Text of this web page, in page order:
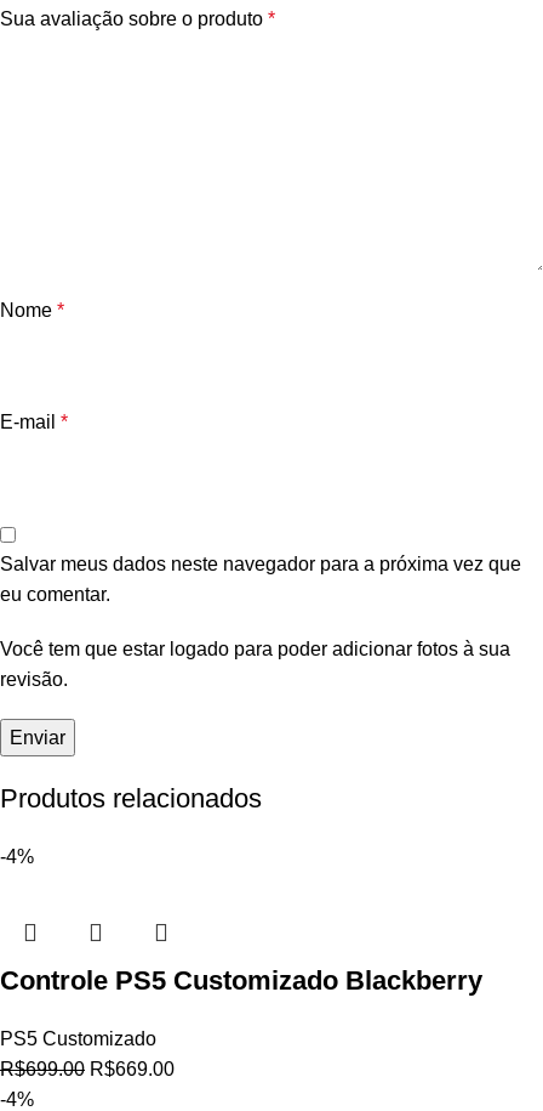
Sua avaliação sobre o produto *
Nome *
E-mail *
Salvar meus dados neste navegador para a próxima vez que
eu comentar.
Você tem que estar logado para poder adicionar fotos à sua
revisão.
Produtos relacionados
-4%
Controle PS5 Customizado Blackberry
PS5 Customizado
R$699.00 R$669.00
-4%